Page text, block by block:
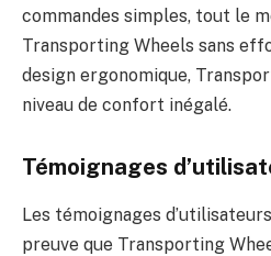
commandes simples, tout le
Transporting Wheels sans
design ergonomique,
niveau de confort inégalé.
Témoignages
Les témoignages
preuve que Transporting